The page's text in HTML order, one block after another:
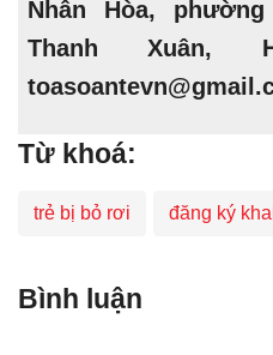
Nhân Hòa,
Thanh Xuân,
Từ khoá:
trẻ bị bỏ rơi đăng ký
Bình luận